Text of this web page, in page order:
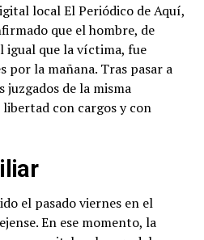
local El Periódico de Aquí,
que el hombre, de
igual que la víctima, fue
por la mañana. Tras pasar a
juzgados de la misma
con cargos y con
el pasado viernes en el
En ese momento, la